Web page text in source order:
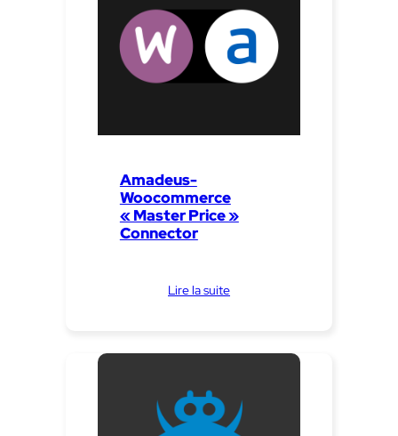
Amadeus-
Woocommerce
« Master Price »
Connector
Lire la suite